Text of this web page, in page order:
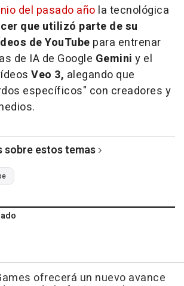
del pasado año la tecnológica
que utilizó parte de su
de YouTube para entrenar
de IA de Google Gemini y el
Veo 3, alegando que
específicos" con creadores y
sobre estos temas
ofrecerá un nuevo avance